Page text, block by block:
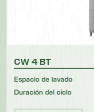
CW 4 BT
Espacio de lavado
Duración del ciclo